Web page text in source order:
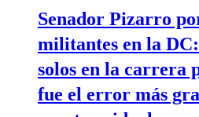
Senador Pizarro
militantes en la
solos en la carrera
fue el error más